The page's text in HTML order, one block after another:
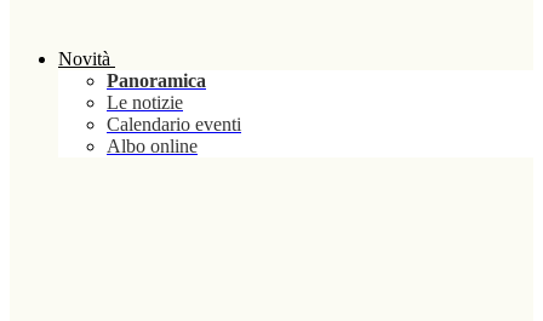
Novità
Panoramica
Le notizie
Calendario eventi
Albo online